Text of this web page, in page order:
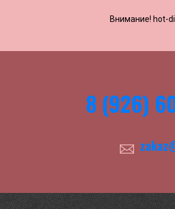
Внимание! ​​​​hot-
8 (926)